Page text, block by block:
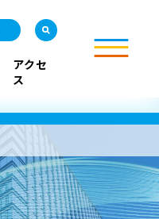
アクセ
ス